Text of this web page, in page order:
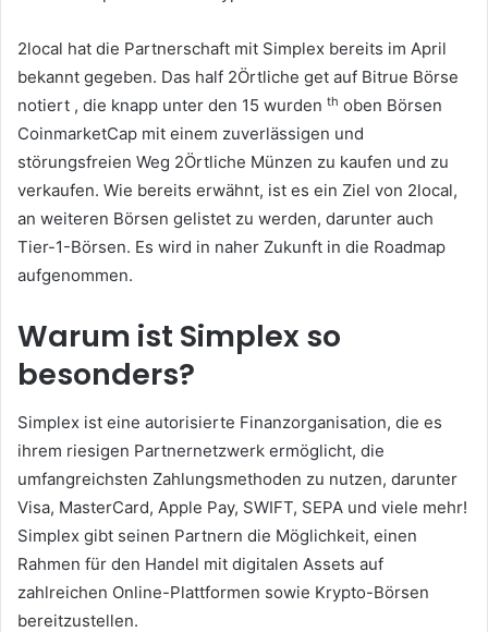
2local hat die Partnerschaft mit Simplex bereits im April
bekannt gegeben. Das half 2Örtliche get auf Bitrue Börse
notiert , die knapp unter den 15 wurden th oben Börsen
CoinmarketCap mit einem zuverlässigen und
störungsfreien Weg 2Örtliche Münzen zu kaufen und zu
verkaufen. Wie bereits erwähnt, ist es ein Ziel von 2local,
an weiteren Börsen gelistet zu werden, darunter auch
Tier-1-Börsen. Es wird in naher Zukunft in die Roadmap
aufgenommen.
Warum ist Simplex so
besonders?
Simplex ist eine autorisierte Finanzorganisation, die es
ihrem riesigen Partnernetzwerk ermöglicht, die
umfangreichsten Zahlungsmethoden zu nutzen, darunter
Visa, MasterCard, Apple Pay, SWIFT, SEPA und viele mehr!
Simplex gibt seinen Partnern die Möglichkeit, einen
Rahmen für den Handel mit digitalen Assets auf
zahlreichen Online-Plattformen sowie Krypto-Börsen
bereitzustellen.